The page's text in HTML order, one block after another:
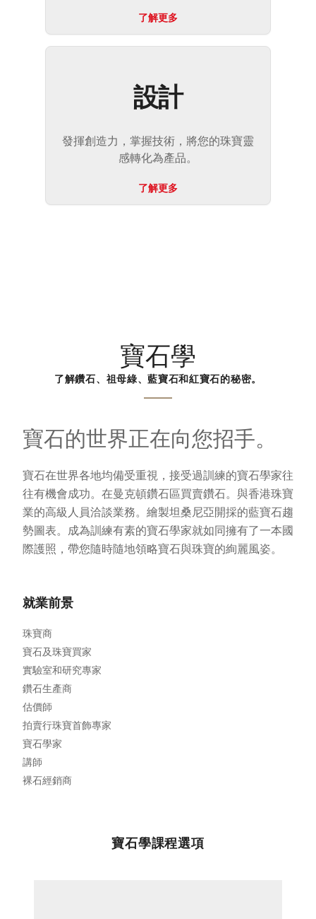
了解更多
設計
發揮創造力，掌握技術，將您的珠寶靈
感轉化為產品。
了解更多
寶石學
了解鑽石、祖母綠、藍寶石和紅寶石的秘密。
寶石的世界正在向您招手。
寶石在世界各地均備受重視，接受過訓練的寶石學家往
往有機會成功。在曼克頓鑽石區買賣鑽石。與香港珠寶
業的高級人員洽談業務。繪製坦桑尼亞開採的藍寶石趨
勢圖表。成為訓練有素的寶石學家就如同擁有了一本國
際護照，帶您隨時隨地領略寶石與珠寶的絢麗風姿。
就業前景
珠寶商
寶石及珠寶買家
實驗室和研究專家
鑽石生產商
估價師
拍賣行珠寶首飾專家
寶石學家
講師
裸石經銷商
寶石學課程選項